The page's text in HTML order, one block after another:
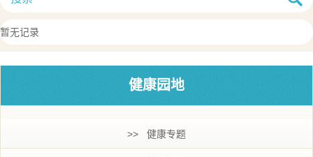
暂无记录
健康园地
>> 健康专题